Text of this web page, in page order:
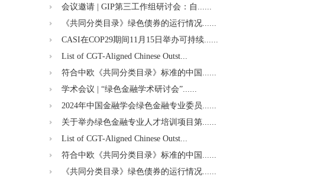
会议邀请 | GIP第三工作组研讨会：自......
《共同分类目录》绿色债券的运行情况......
CASI在COP29期间11月15日举办可持续......
List of CGT-Aligned Chinese Outst...
符合中欧《共同分类目录》标准的中国......
学术会议 | “绿色金融学术研讨会”......
2024年中国金融学会绿色金融专业委员......
关于举办绿色金融专业人才培训项目第......
List of CGT-Aligned Chinese Outst...
符合中欧《共同分类目录》标准的中国......
《共同分类目录》绿色债券的运行情况......